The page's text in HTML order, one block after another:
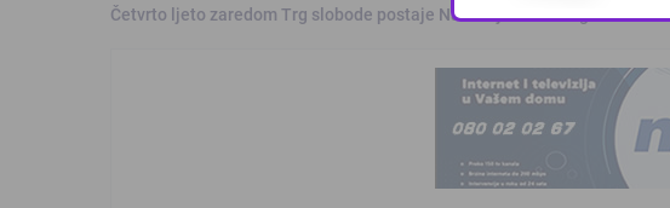
Četvrto ljeto zaredom Trg slobode postaje Naše mjesto – BingoL …